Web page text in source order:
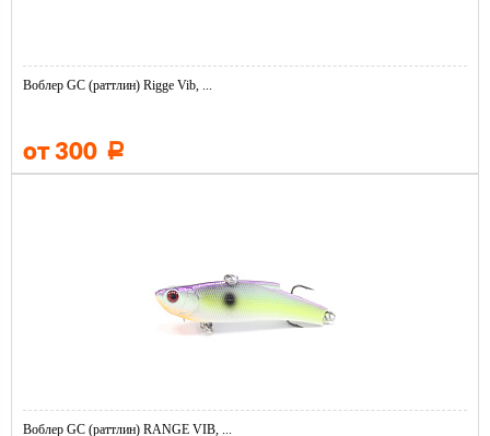
Воблер GC (раттлин) Rigge Vib, ...
от 300 Р
Воблер GC (раттлин) RANGE VIB, ...